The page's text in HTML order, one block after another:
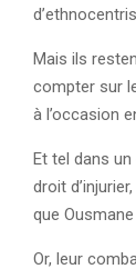
Mais ils
compter sur
à l’occasion
Et tel dans
droit
que
Or, leur